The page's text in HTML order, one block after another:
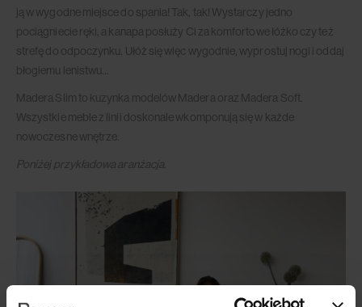
ją w wygodne miejsce do spania! Tak, tak! Wystarczy jedno
pociągniecie ręki, a kanapa posłuży Ci za komfortowe łóżko czy też
strefę do odpoczynku. Ułóż się więc wygodnie, wyprostuj nogi i oddaj
błogiemu lenistwu…
Madera Slim to kuzynka modelów Madera oraz Madera Soft.
Wszystkie meble z linii doskonale wkomponują się w każde
nowoczesne wnętrze.
Poniżej przykładowa aranżacja.